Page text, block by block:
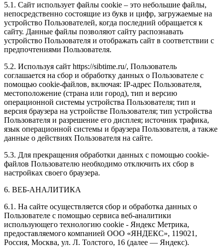
5.1. Сайт использует файлы cookie – это небольшие файлы,
непосредственно состоящие из букв и цифр, загружаемые на
устройство Пользователей, когда последний обращается к
сайту. Данные файлы позволяют сайту распознавать
устройство Пользователя и отображать сайт в соответствии с
предпочтениями Пользователя.
5.2. Используя сайт https://sibtime.ru/, Пользователь
соглашается на сбор и обработку данных о Пользователе с
помощью cookie-файлов, включая: IP-адрес Пользователя,
местоположение (страна или город), тип и версию
операционной системы устройства Пользователя; тип и
версия браузера на устройстве Пользователя; тип устройства
Пользователя и разрешение его дисплея; источник трафика,
язык операционной системы и браузера Пользователя, а также
данные о действиях Пользователя на сайте.
5.3. Для прекращения обработки данных с помощью cookie-
файлов Пользователю необходимо отключить их сбор в
настройках своего браузера.
6. ВЕБ-АНАЛИТИКА
6.1. На сайте осуществляется сбор и обработка данных о
Пользователе с помощью сервиса веб-аналитики
использующего технологию cookie - Яндекс Метрика,
предоставляемого компанией ООО «ЯНДЕКС», 119021,
Россия, Москва, ул. Л. Толстого, 16 (далее — Яндекс).